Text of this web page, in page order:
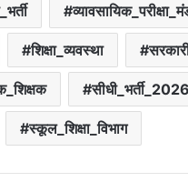
शिक्षा_व्यवस्था
सीधी_भर्ती_2026
स्कूल_शिक्षा_विभाग